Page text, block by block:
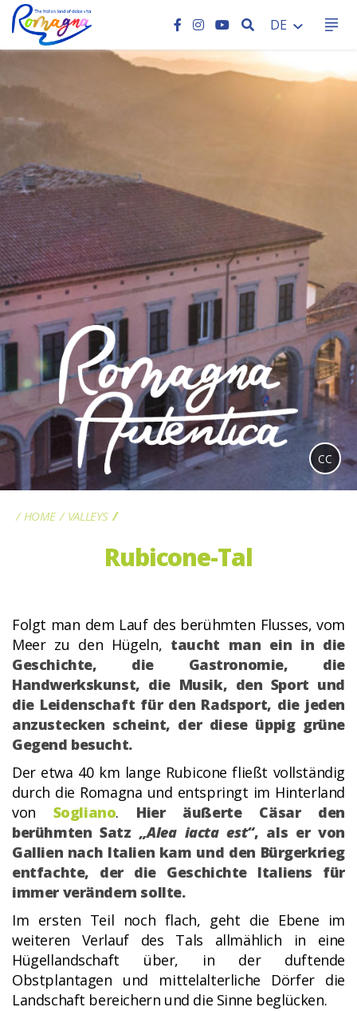
SEARCH
DE
CC
HOME VALLEYS
Rubicone-Tal
Folgt man dem Lauf des berühmten Flusses, vom
Meer zu den Hügeln, taucht man ein in die
Geschichte, die Gastronomie, die
Handwerkskunst, die Musik, den Sport und
die Leidenschaft für den Radsport, die jeden
anzustecken scheint, der diese üppig grüne
Gegend besucht.
Der etwa 40 km lange Rubicone fließt vollständig
durch die Romagna und entspringt im Hinterland
von Sogliano. Hier äußerte Cäsar den
berühmten Satz „Alea iacta est“, als er von
Gallien nach Italien kam und den Bürgerkrieg
entfachte, der die Geschichte Italiens für
immer verändern sollte.
Im ersten Teil noch flach, geht die Ebene im
weiteren Verlauf des Tals allmählich in eine
Hügellandschaft über, in der duftende
Obstplantagen und mittelalterliche Dörfer die
Landschaft bereichern und die Sinne beglücken.